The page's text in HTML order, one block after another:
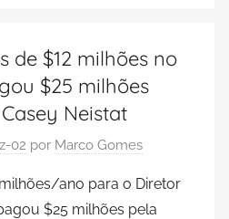
de $12 milhões no
$25 milhões
Neistat
02 por Marco Gomes
ano para o Diretor
$25 milhões pela